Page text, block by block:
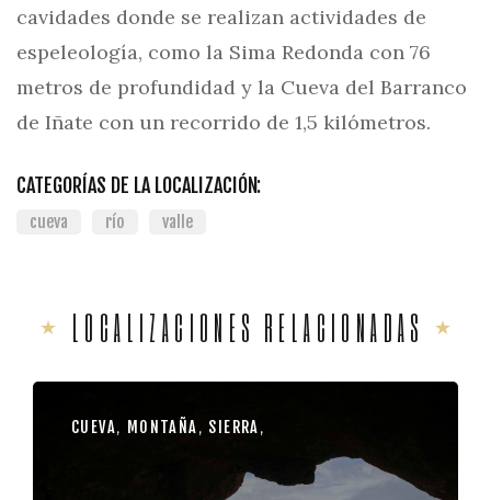
cavidades donde se realizan actividades de
espeleología, como la Sima Redonda con 76
metros de profundidad y la Cueva del Barranco
de Iñate con un recorrido de 1,5 kilómetros.
CATEGORÍAS DE LA LOCALIZACIÓN:
cueva río valle
LOCALIZACIONES RELACIONADAS
CUEVA, MONTAÑA, SIERRA,